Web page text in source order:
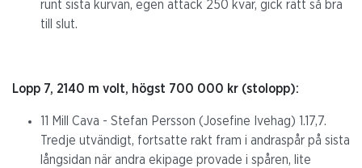
runt sista kurvan, egen attack 250 kvar, gick rätt så bra
till slut.
Lopp 7, 2140 m volt, högst 700 000 kr (stolopp):
11 Mill Cava - Stefan Persson (Josefine Ivehag) 1.17,7.
Tredje utvändigt, fortsatte rakt fram i andraspår på sista
långsidan när andra ekipage provade i spåren, lite